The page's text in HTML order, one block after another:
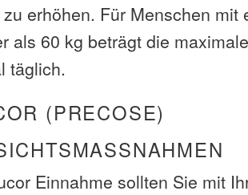
erhöhen. Für Menschen mit
als 60 kg beträgt die
täglich.
(PRECOSE)
Einnahme sollten Sie mit